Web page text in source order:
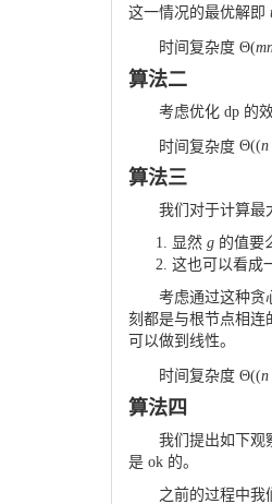
这一情况的最优解即
时间复杂度 Θ(m
算法二
考虑优化 dp 的
时间复杂度 Θ((n
算法三
我们对于计算最
显然 g 的值要
这也可以看成
考虑通过这种贪
刻都是与根节点相连
可以做到线性。
时间复杂度 Θ((n
算法四
我们提出如下观
是 ok 的。
之前的过程中我